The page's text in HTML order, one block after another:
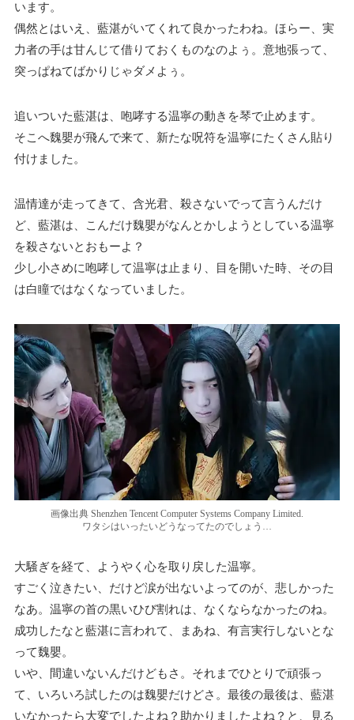
います。
偶然とはいえ、藍湛がいてくれて良かったわね。ほらー、実
力者の手は甘んじて借りておくものなのよぅ。意地張って、
突っぱねてばかりじゃダメよぅ。
追いついた藍湛は、咆哮する温寧の動きを琴で止めます。
そこへ魏嬰が飛んで来て、新たな呪符を温寧にたくさん貼り
付けました。
温情達が走ってきて、含光君、殺さないでって言うんだけ
ど、藍湛は、こんだけ魏嬰がなんとかしようとしている温寧
を殺さないとおもーよ？
少し小さめに咆哮して温寧は止まり、目を開いた時、その目
は白瞳ではなくなっていました。
画像出典 Shenzhen Tencent Computer Systems Company Limited.
ワタシはいったいどうなってたのでしょう…
大騒ぎを経て、ようやく心を取り戻した温寧。
すごく泣きたい、だけど涙が出ないよってのが、悲しかった
なあ。温寧の首の黒いひび割れは、なくならなかったのね。
成功したなと藍湛に言われて、まあね、有言実行しないとな
って魏嬰。
いや、間違いないんだけどもさ。それまでひとりで頑張っ
て、いろいろ試したのは魏嬰だけどさ。最後の最後は、藍湛
いなかったら大変でしたよね？助かりましたよね？と、見る